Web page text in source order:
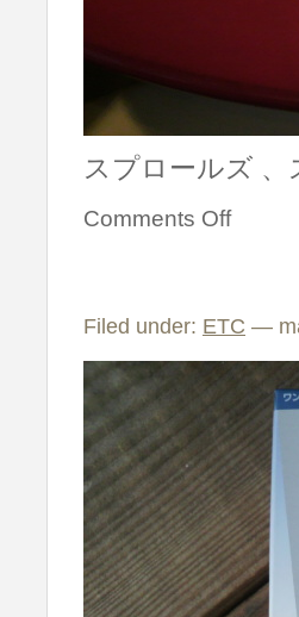
スプロールズ
Comments Off
Filed under: ETC —